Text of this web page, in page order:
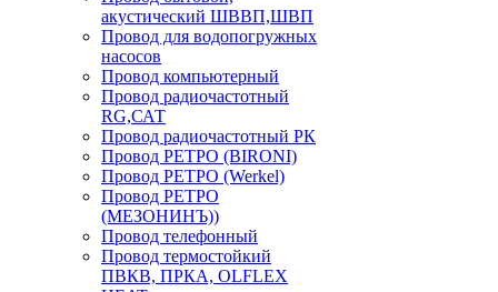
акустический ШВВП,ШВП
Провод для водопогружных
насосов
Провод компьютерный
Провод радиочастотный
RG,САТ
Провод радиочастотный РК
Провод РЕТРО (BIRONI)
Провод РЕТРО (Werkel)
Провод РЕТРО
(МЕЗОНИНЪ))
Провод телефонный
Провод термостойкий
ПВКВ, ПРКА, OLFLEX